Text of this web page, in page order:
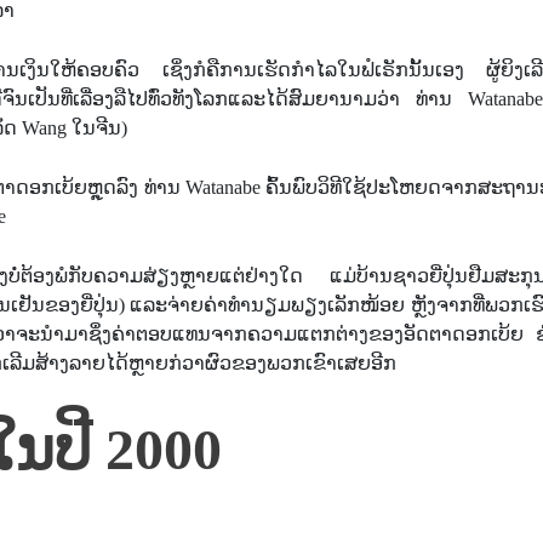
ເງິນໃຫ້ຄອບຄົວ ເຊິ່ງກໍຄືການເຮັດກຳໄລໃນຟໍເຣັກນັ້ນເອງ ຜູ້ຍິງເ
ເປັນທີ່ເລື່ອງລືໄປທົ່ວທັງໂລກແລະໄດ້ສົມຍານາມວ່າ ທ່ານ
Wang ໃນຈີນ)
ອກເບ້ຍຫຼຸດລົງ ທ່ານ Watanabe ຄົ້ນພົບວິທີໃຊ້ປະໂຫຍດຈາກສະຖາ
ຕ້ອງພໍກັບຄວາມສ່ຽງຫຼາຍແຕ່ຢ່າງໃດ ແມ່ບ້ານຊາວຍີ່ປຸ່ນຢືມສະກຸ
ເຢັນຂອງຍີ່ປຸ່ນ) ແລະຈ່າຍຄ່າທຳນຽມພຽງເລັກໜ້ອຍ ຫຼັງຈາກທີ່ພວກເ
ຈະນໍາມາຊຶ່ງຄ່າຕອບແທນຈາກຄວາມແຕກຕ່າງຂອງອັດຕາດອກເບ້ຍ
ລີມສ້າງລາຍໄດ້ຫຼາຍກ່ວາຜົວຂອງພວກເຂົາເສຍອີກ
ປີ 2000